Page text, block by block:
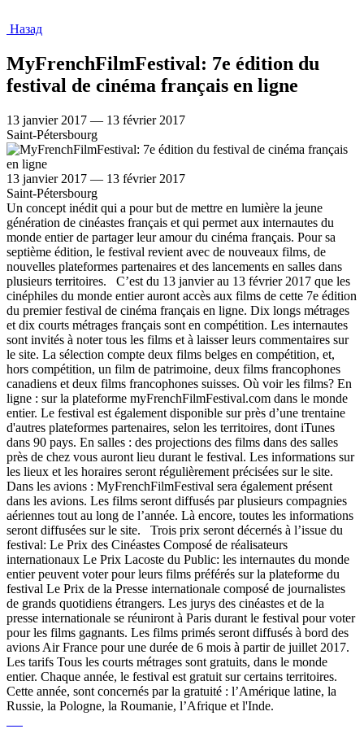
Назад
MyFrenchFilmFestival: 7e édition du
festival de cinéma français en ligne
13 janvier 2017 — 13 février 2017
Saint-Pétersbourg
13 janvier 2017 — 13 février 2017
Saint-Pétersbourg
Un concept inédit qui a pour but de mettre en lumière la jeune
génération de cinéastes français et qui permet aux internautes du
monde entier de partager leur amour du cinéma français. Pour sa
septième édition, le festival revient avec de nouveaux films, de
nouvelles plateformes partenaires et des lancements en salles dans
plusieurs territoires. C’est du 13 janvier au 13 février 2017 que les
cinéphiles du monde entier auront accès aux films de cette 7e édition
du premier festival de cinéma français en ligne. Dix longs métrages
et dix courts métrages français sont en compétition. Les internautes
sont invités à noter tous les films et à laisser leurs commentaires sur
le site. La sélection compte deux films belges en compétition, et,
hors compétition, un film de patrimoine, deux films francophones
canadiens et deux films francophones suisses. Où voir les films? En
ligne : sur la plateforme myFrenchFilmFestival.com dans le monde
entier. Le festival est également disponible sur près d’une trentaine
d'autres plateformes partenaires, selon les territoires, dont iTunes
dans 90 pays. En salles : des projections des films dans des salles
près de chez vous auront lieu durant le festival. Les informations sur
les lieux et les horaires seront régulièrement précisées sur le site.
Dans les avions : MyFrenchFilmFestival sera également présent
dans les avions. Les films seront diffusés par plusieurs compagnies
aériennes tout au long de l’année. Là encore, toutes les informations
seront diffusées sur le site. Trois prix seront décernés à l’issue du
festival: Le Prix des Cinéastes Composé de réalisateurs
internationaux Le Prix Lacoste du Public: les internautes du monde
entier peuvent voter pour leurs films préférés sur la plateforme du
festival Le Prix de la Presse internationale composé de journalistes
de grands quotidiens étrangers. Les jurys des cinéastes et de la
presse internationale se réuniront à Paris durant le festival pour voter
pour les films gagnants. Les films primés seront diffusés à bord des
avions Air France pour une durée de 6 mois à partir de juillet 2017.
Les tarifs Tous les courts métrages sont gratuits, dans le monde
entier. Chaque année, le festival est gratuit sur certains territoires.
Cette année, sont concernés par la gratuité : l’Amérique latine, la
Russie, la Pologne, la Roumanie, l’Afrique et l'Inde.